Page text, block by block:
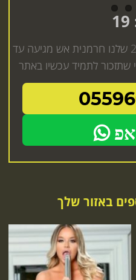
גולדה אחת ויחידה בעיר בת 23 שלנו חרמנית אש מגיעה עד
שתזכור לתמיד עכשיו באתר
באזור שלך